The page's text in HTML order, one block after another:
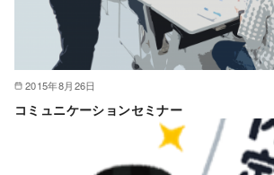
2015年8月26日
コミュニケーションセミナー